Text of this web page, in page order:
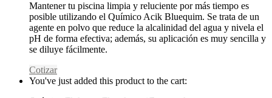
Mantener tu piscina limpia y reluciente por más tiempo es
posible utilizando el Químico Acik Bluequim. Se trata de un
agente en polvo que reduce la alcalinidad del agua y nivela el
pH de forma efectiva; además, su aplicación es muy sencilla y
se diluye fácilmente.
Cotizar
You've just added this product to the cart: